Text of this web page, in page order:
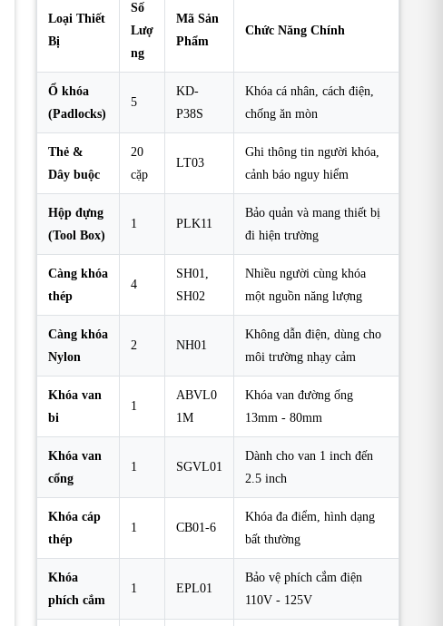
Loại Thiết
Bị
Số
Lượ
ng
Mã Sản
Phẩm
Chức Năng Chính
Ổ khóa
(Padlocks)
5
KD-
P38S
Khóa cá nhân, cách điện,
chống ăn mòn
Thẻ &
Dây buộc
20
cặp
LT03
Ghi thông tin người khóa,
cảnh báo nguy hiểm
Hộp đựng
(Tool Box)
1 PLK11
Bảo quản và mang thiết bị
đi hiện trường
Càng khóa
thép
4
SH01,
SH02
Nhiều người cùng khóa
một nguồn năng lượng
Càng khóa
Nylon
2 NH01
Không dẫn điện, dùng cho
môi trường nhạy cảm
Khóa van
bi
1
ABVL0
1M
Khóa van đường ống
13mm - 80mm
Khóa van
cổng
1 SGVL01
Dành cho van 1 inch đến
2.5 inch
Khóa cáp
thép
1 CB01-6
Khóa đa điểm, hình dạng
bất thường
Khóa
phích cắm
1 EPL01
Bảo vệ phích cắm điện
110V - 125V